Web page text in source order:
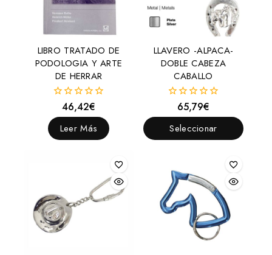
LIBRO TRATADO DE
PODOLOGIA Y ARTE
DE HERRAR
fuera
de
46,42€
Leer Más
LLAVERO -ALPACA-
DOBLE CABEZA
CABALLO
fuera
de
5
65,79€
Seleccionar